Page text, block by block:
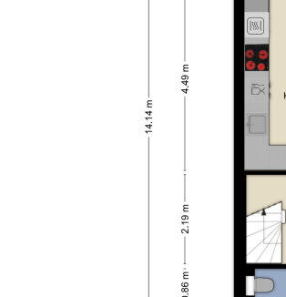
winkels, scholen, openbaar vervoer
eenvoudig bereikbaar, waardoor je
een uitstekende combinatie van rust
Sfeer en Doelgroep
Deze woning ademt een verzorgde,
instapklare sfeer. Dankzij de luxe
vernieuwde keuken, drie volwaardige
duurzame voorzieningen zoals 13
energielabel A, én de kindvriendelijke
een ideale woning voor gezinnen,
doorstromers die zonder te klussen
Hier hoef je alleen nog maar de
pakken en te genieten van alles wat